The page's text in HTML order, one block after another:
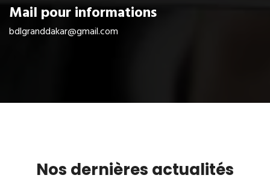
Mail pour informations
bdlgranddakar@gmail.com
Nos dernières actualités